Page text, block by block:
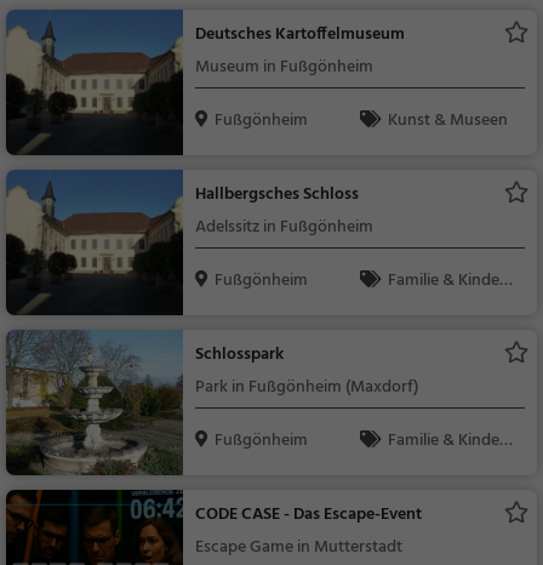
Deutsches Kartoffelmuseum
Museum in Fußgönheim
Fußgönheim
Kunst & Museen
Hallbergsches Schloss
Adelssitz in Fußgönheim
Fußgönheim
Familie & Kinder,
Schlosspark
Park in Fußgönheim (Maxdorf)
Fußgönheim
Familie & Kinder,
CODE CASE - Das Escape-Event
Escape Game in Mutterstadt